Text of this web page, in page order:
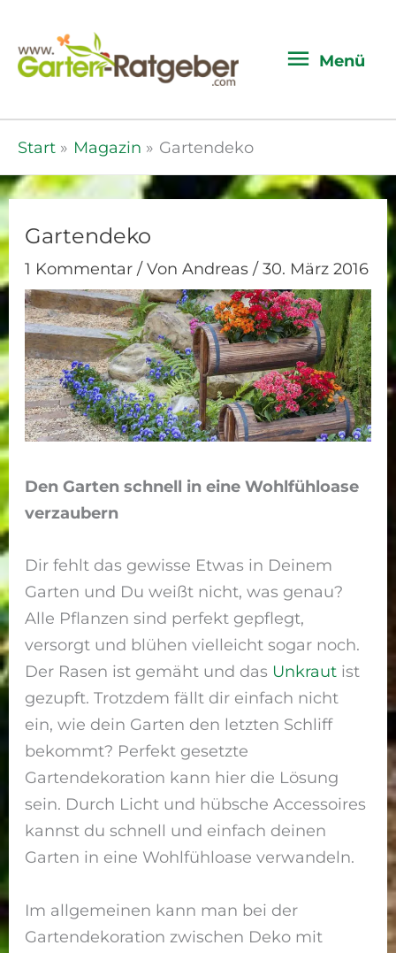
Menü
Start Magazin Gartendeko
Gartendeko
1 Kommentar / VonAndreas/30. März 2016
Den Garten schnell in eine Wohlfühloase
verzaubern
Dir fehlt das gewisse Etwas in Deinem
Garten und Du weißt nicht, was genau?
Alle Pflanzen sind perfekt gepflegt,
versorgt und blühen vielleicht sogar noch.
Der Rasen ist gemäht und das Unkraut ist
gezupft. Trotzdem fällt dir einfach nicht
ein, wie dein Garten den letzten Schliff
bekommt? Perfekt gesetzte
Gartendekoration kann hier die Lösung
sein. Durch Licht und hübsche Accessoires
kannst du schnell und einfach deinen
Garten in eine Wohlfühloase verwandeln.
Im allgemeinen kann man bei der
Gartendekoration zwischen Deko mit